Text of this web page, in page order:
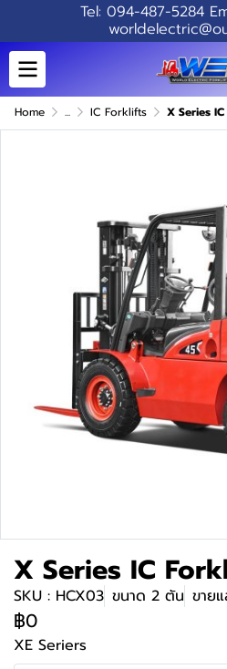
Tel: 094-487-5284
Home ... IC Forklifts X Series
X Series IC
SKU : HCX03 ขนาด 2 ตัน ขาย
฿0
XE Seriers